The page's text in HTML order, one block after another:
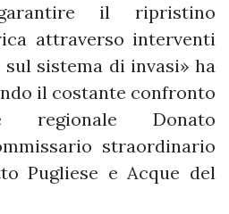
il ripristino
attraverso interventi
sistema di invasi» ha
il costante confronto
regionale Donato
straordinario
Pugliese e Acque del